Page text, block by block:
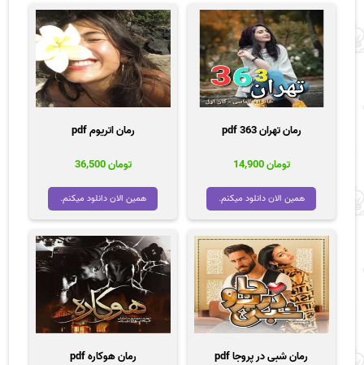
رمان تهران 363 pdf
تومان14,900
همین الان دانلود میکنم.
رمان اتریوم pdf
تومان36,500
همین الان دانلود میکنم.
رمان شبی در پروجا pdf رمان هوکاره pdf